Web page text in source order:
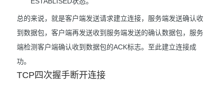
总的来说，就是客户端发送请求建立连接，服务端发送确认收
到数据包，客户端再发送收到服务端发送的确认数据包，服务
端检测客户端确认收到数据包的ACK标志。至此建立连接成
功。
TCP四次握手断开连接